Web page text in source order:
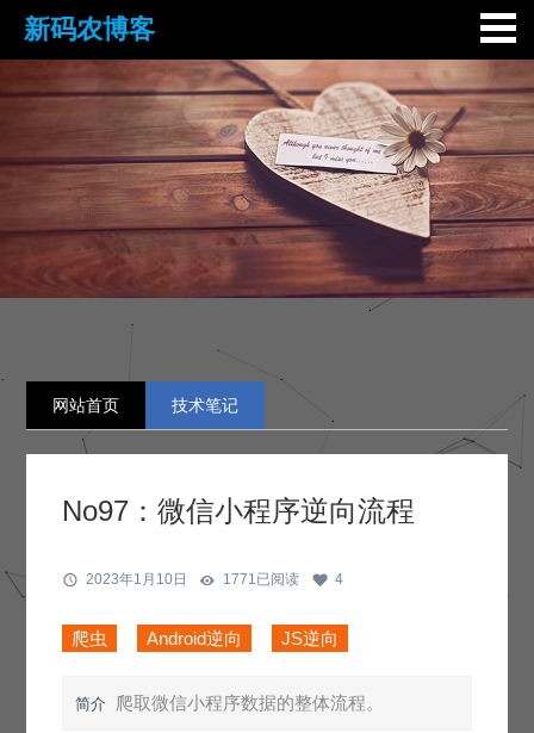
新码农博客
网站首页 技术笔记
No97：微信小程序逆向流程
2023年1月10日 1771已阅读 4
爬虫 Android逆向 JS逆向
简介 爬取微信小程序数据的整体流程。